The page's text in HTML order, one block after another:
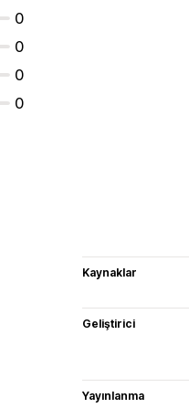
0
0
0
0
Kaynaklar
Geliştirici
Yayınlanma